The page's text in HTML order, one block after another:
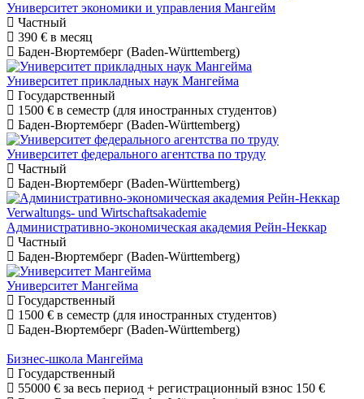
Университет экономики и управления Мангейм
Частный
390 € в месяц
Баден-Вюртемберг (Baden-Württemberg)
Университет прикладных наук Мангейма
Государственный
1500 € в семестр (для иностранных студентов)
Баден-Вюртемберг (Baden-Württemberg)
Университет федерального агентства по труду
Частный
Баден-Вюртемберг (Baden-Württemberg)
Административно-экономическая академия Рейн-Неккар
Частный
Баден-Вюртемберг (Baden-Württemberg)
Университет Мангейма
Государственный
1500 € в семестр (для иностранных студентов)
Баден-Вюртемберг (Baden-Württemberg)
Бизнес-школа Мангейма
Государственный
55000 € за весь период + регистрационный взнос 150 €